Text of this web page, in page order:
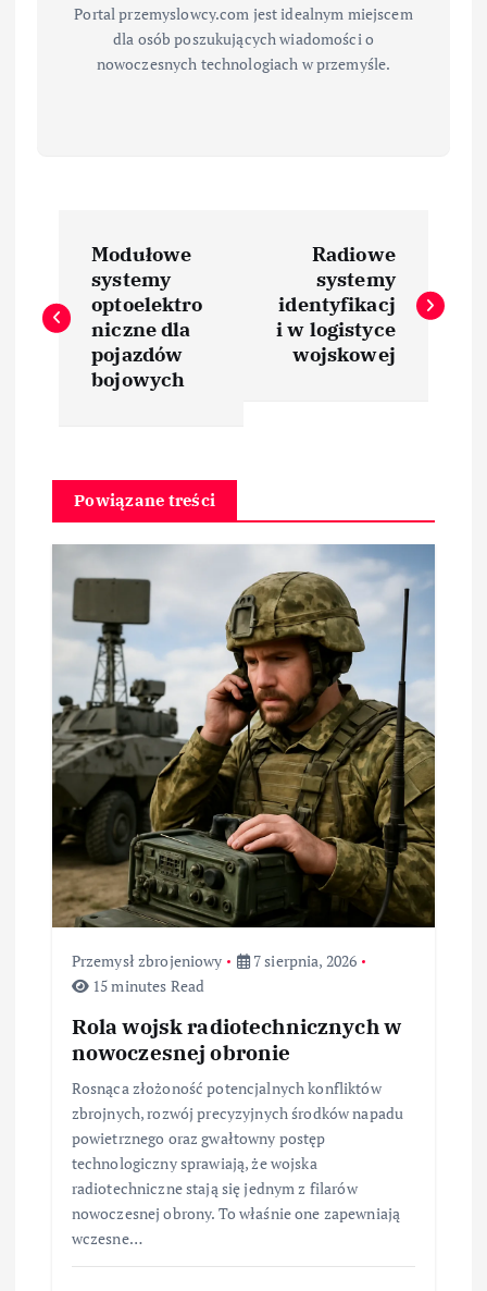
Portal przemyslowcy.com jest idealnym miejscem
dla osób poszukujących wiadomości o
nowoczesnych technologiach w przemyśle.
a
w
c
w
p
s
u
Modułowe
systemy
optoelektro
niczne dla
pojazdów
bojowych
Radiowe
systemy
identyfikacj
i w logistyce
wojskowej
Powiązane treści
Przemysł zbrojeniowy
7 sierpnia, 2026
15 minutes Read
Rola wojsk radiotechnicznych w
nowoczesnej obronie
Rosnąca złożoność potencjalnych konfliktów
zbrojnych, rozwój precyzyjnych środków napadu
powietrznego oraz gwałtowny postęp
technologiczny sprawiają, że wojska
radiotechniczne stają się jednym z filarów
nowoczesnej obrony. To właśnie one zapewniają
wczesne…